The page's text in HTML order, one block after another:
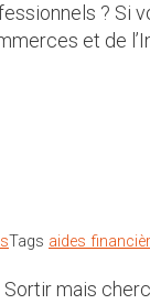
? Si
et de
Tags aides
Sortir mais